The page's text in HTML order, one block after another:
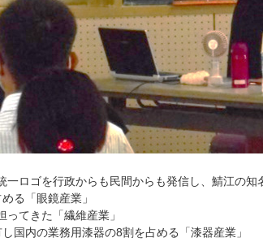
一ロゴを行政からも民間からも発信し、鯖江の知
る「眼鏡産業」
てきた「繊維産業」
国内の業務用漆器の8割を占める「漆器産業」